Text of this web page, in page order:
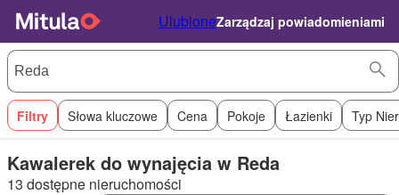
UlubioneZarządzaj powiadomieniami
Filtry Słowa kluczowe Cena Pokoje Łazienki Typ
Kawalerek do wynajęcia w Reda
13 dostępne nieruchomości